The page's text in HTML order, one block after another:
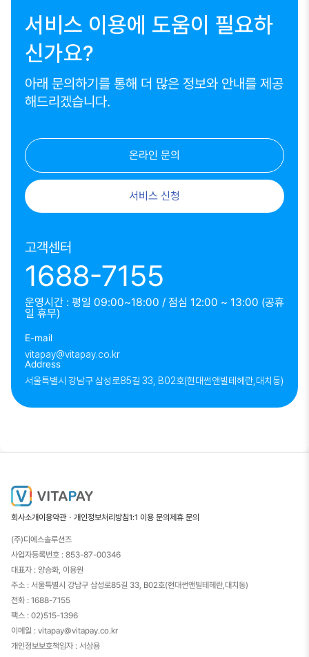
서비스 이용에 도움이 필요하
신가요?
아래 문의하기를 통해 더 많은 정보와 안내를 제공
해드리겠습니다.
온라인 문의
서비스 신청
고객센터
1688-7155
운영시간 : 평일 09:00~18:00 / 점심 12:00 ~ 13:00 (공휴
일 휴무)
E-mail
vitapay@vitapay.co.kr
Address
서울특별시 강남구 삼성로85길 33, B02호(현대썬앤빌테헤란,대치동)
회사소개이용약관・개인정보처리방침1:1 이용 문의제휴 문의
(주)디에스솔루션즈
사업자등록번호 : 853-87-00346
대표자 : 양승화, 이용원
주소 : 서울특별시 강남구 삼성로85길 33, B02호(현대썬앤빌테헤란,대치동)
전화 : 1688-7155
팩스 : 02)515-1396
이메일 : vitapay@vitapay.co.kr
개인정보보호책임자 : 서상용